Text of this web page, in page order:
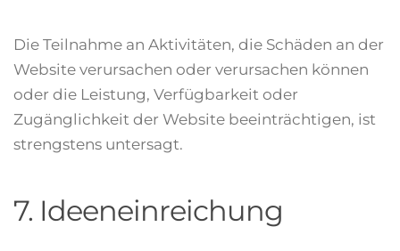
Die Teilnahme an Aktivitäten, die Schäden an der
Website verursachen oder verursachen können
oder die Leistung, Verfügbarkeit oder
Zugänglichkeit der Website beeinträchtigen, ist
strengstens untersagt.
7. Ideeneinreichung